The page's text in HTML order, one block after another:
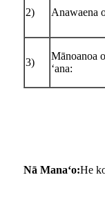
2) Anawaena
3)
Mānoanoa
ʻana:
Nā Manaʻo:He